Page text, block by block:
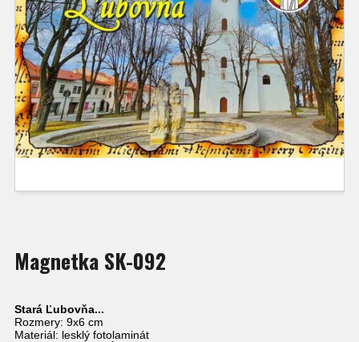
Magnetka SK-092
Stará Ľubovňa...
Rozmery: 9x6 cm
Materiál: lesklý fotolaminát